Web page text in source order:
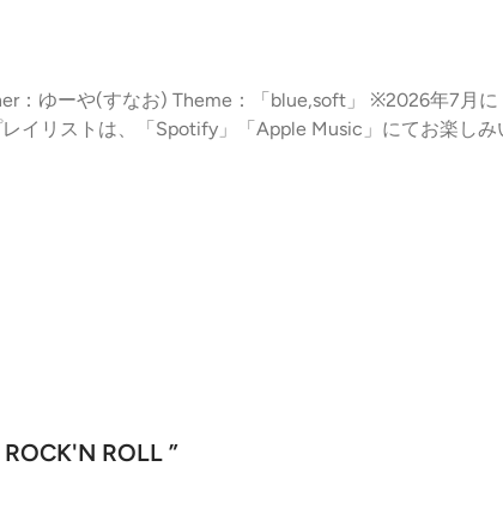
ください。 ◇アミ(すなお)選曲プレイリスト Spotify Apple
ROLL ”